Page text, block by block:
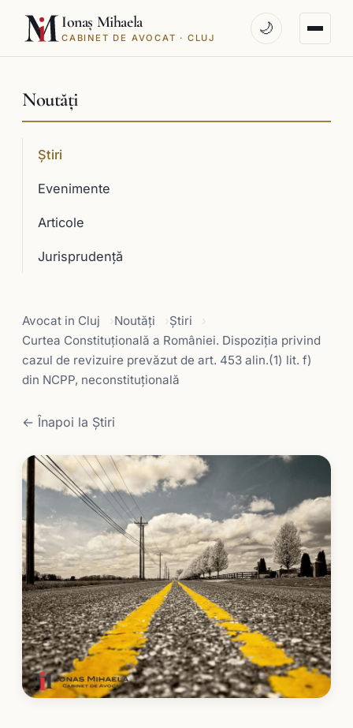
Ionaș Mihaela
CABINET DE AVOCAT · CLUJ
🌙
Noutăți
Știri
Evenimente
Articole
Jurisprudenţă
Avocat in Cluj Noutăți
Știri
Curtea Constituţională a României. Dispoziția privind
cazul de revizuire prevăzut de art. 453 alin.(1) lit. f)
din NCPP, neconstituţională
← Înapoi la Știri